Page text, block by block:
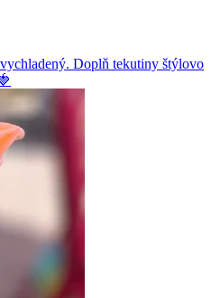
Doplň tekutiny štýlovo